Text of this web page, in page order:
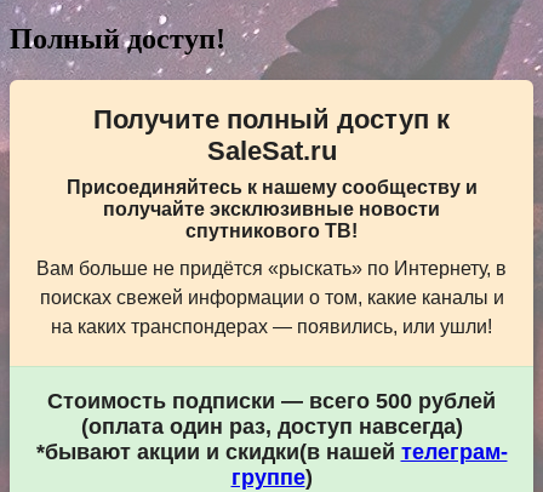
Полный доступ!
Получите полный доступ к
SaleSat.ru
Присоединяйтесь к нашему сообществу и
получайте эксклюзивные новости
спутникового ТВ!
Вам больше не придётся «рыскать» по Интернету, в
поисках свежей информации о том, какие каналы и
на каких транспондерах — появились, или ушли!
Стоимость подписки — всего 500 рублей
(оплата один раз, доступ навсегда)
*бывают акции и скидки(в нашей телеграм-
группе)